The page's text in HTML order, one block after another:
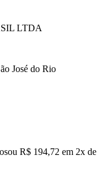
LTDA
José do Rio
ou R$ 194,72 em 2x de